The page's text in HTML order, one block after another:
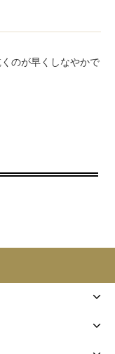
のが早くしなやかで